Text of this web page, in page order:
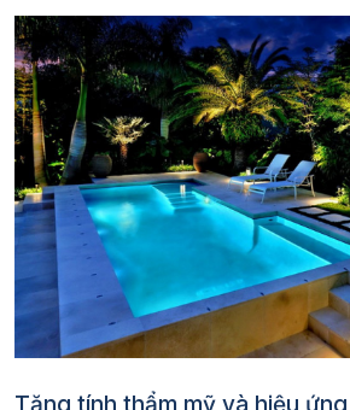
Tăng tính thẩm mỹ và hiệu